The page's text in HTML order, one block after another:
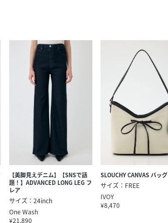
【美脚見えデニム】【SNSで話
題！】ADVANCED LONG LEG フ
レア
サイズ：24inch
One Wash
¥21,890
SLOUCHY CANVAS バッグ
サイズ：FREE
IVOY
¥8,470